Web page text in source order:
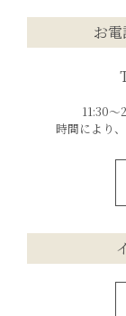
お
11:30～
時間により